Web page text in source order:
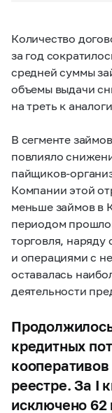
Количество
за год
средней суммы
объемы выдачи
на треть к
В сегменте
повлияло
пайщиков-
Компании этой
меньше займов в
периодом
торговля, наряду
и операциями с
оставалась
деятельности
кредитных
реестре. За I
исключено 62